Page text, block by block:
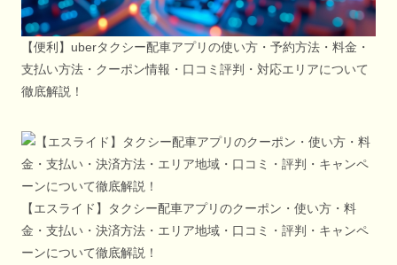
【便利】uberタクシー配車アプリの使い方・予約方法・料金・
支払い方法・クーポン情報・口コミ評判・対応エリアについて
徹底解説！
【エスライド】タクシー配車アプリのクーポン・使い方・料
金・支払い・決済方法・エリア地域・口コミ・評判・キャンペ
ーンについて徹底解説！